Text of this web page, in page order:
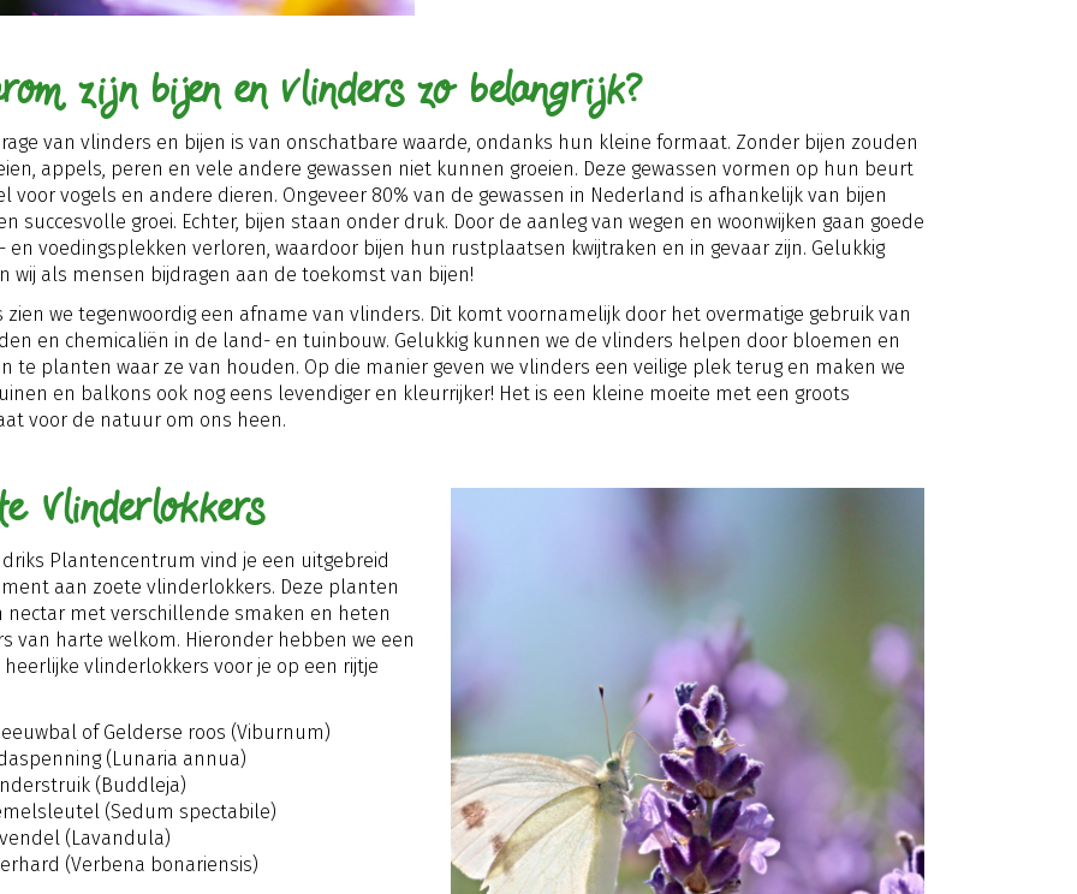
zijn bijen en vlinders zo belangrijk?
van vlinders en bijen is van onschatbare waarde, ondanks hun kleine formaat. Zonder bijen zouden
appels, peren en vele andere gewassen niet kunnen groeien. Deze gewassen vormen op hun beurt
voor vogels en andere dieren. Ongeveer 80% van de gewassen in Nederland is afhankelijk van bijen
succesvolle groei. Echter, bijen staan onder druk. Door de aanleg van wegen en woonwijken gaan goede
en voedingsplekken verloren, waardoor bijen hun rustplaatsen kwijtraken en in gevaar zijn. Gelukkig
wij als mensen bijdragen aan de toekomst van bijen!
zien we tegenwoordig een afname van vlinders. Dit komt voornamelijk door het overmatige gebruik van
en chemicaliën in de land- en tuinbouw. Gelukkig kunnen we de vlinders helpen door bloemen en
te planten waar ze van houden. Op die manier geven we vlinders een veilige plek terug en maken we
en balkons ook nog eens levendiger en kleurrijker! Het is een kleine moeite met een groots
voor de natuur om ons heen.
Vlinderlokkers
Plantencentrum vind je een uitgebreid
aan zoete vlinderlokkers. Deze planten
nectar met verschillende smaken en heten
van harte welkom. Hieronder hebben we een
vlinderlokkers voor je op een rijtje
of Gelderse roos (Viburnum)
(Lunaria annua)
(Buddleja)
(Sedum spectabile)
(Lavandula)
(Verbena bonariensis)